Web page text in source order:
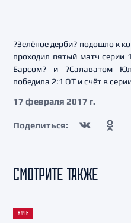
?Зелёное дерби? подошло к
проходил пятый матч
Барсом? и ?Салаватом
победила 2:1 ОТ и счёт в
17 февраля 2017 г.
Поделиться:
СМОТРИТЕ ТАКЖЕ
КЛУБ